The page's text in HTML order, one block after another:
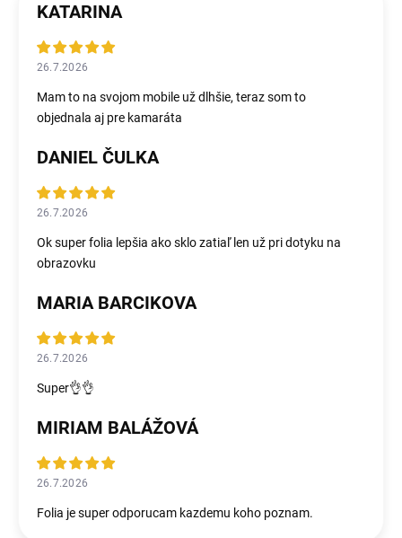
KATARINA
26.7.2026
Mam to na svojom mobile už dlhšie, teraz som to
objednala aj pre kamaráta
DANIEL ČULKA
26.7.2026
Ok super folia lepšia ako sklo zatiaľ len už pri dotyku na
obrazovku
MARIA BARCIKOVA
26.7.2026
Super👌👌
MIRIAM BALÁŽOVÁ
26.7.2026
Folia je super odporucam kazdemu koho poznam.